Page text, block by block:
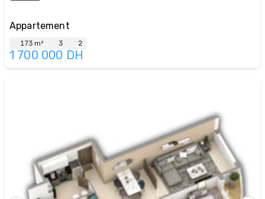
Appartement
173 m² 3 2
1 700 000 DH